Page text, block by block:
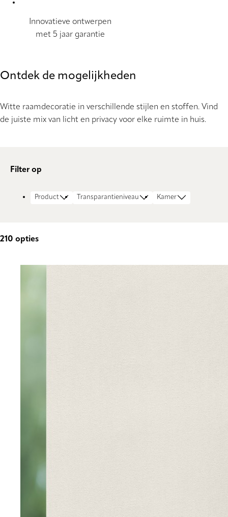
Innovatieve ontwerpen
met 5 jaar garantie
Ontdek de mogelijkheden
Witte raamdecoratie in verschillende stijlen en stoffen. Vind
de juiste mix van licht en privacy voor elke ruimte in huis.
Filter op
Product Transparantieniveau Kamer
210 opties